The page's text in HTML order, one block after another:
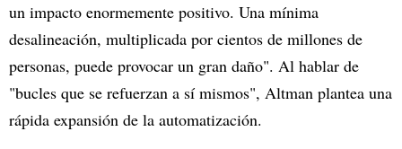
un impacto enormemente positivo. Una mínima
desalineación, multiplicada por cientos de millones de
personas, puede provocar un gran daño". Al hablar de
"bucles que se refuerzan a sí mismos", Altman plantea una
rápida expansión de la automatización.